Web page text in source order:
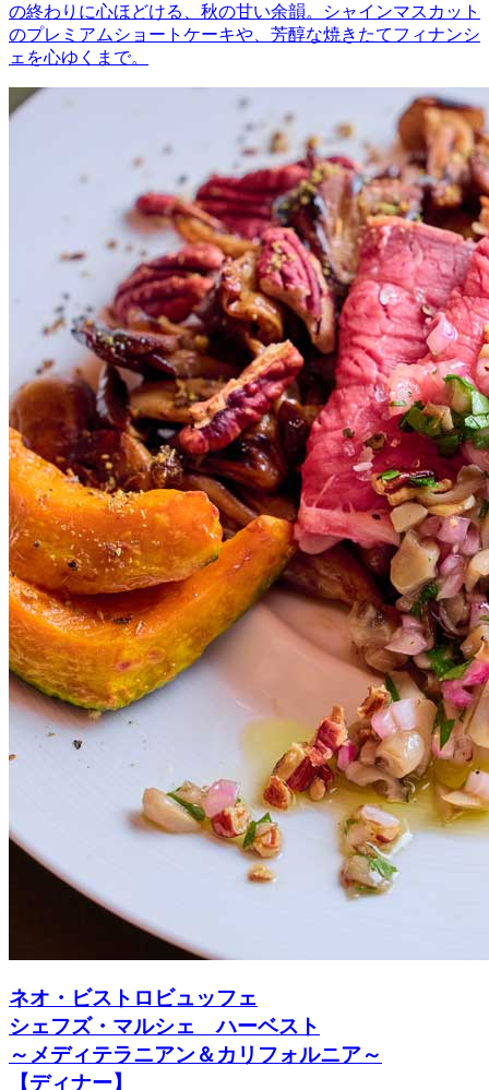
の終わりに心ほどける、秋の甘い余韻。シャインマスカット
のプレミアムショートケーキや、芳醇な焼きたてフィナンシ
ェを心ゆくまで。
ネオ・ビストロビュッフェ
シェフズ・マルシェ ハーベスト
～メディテラニアン＆カリフォルニア～
【ディナー】